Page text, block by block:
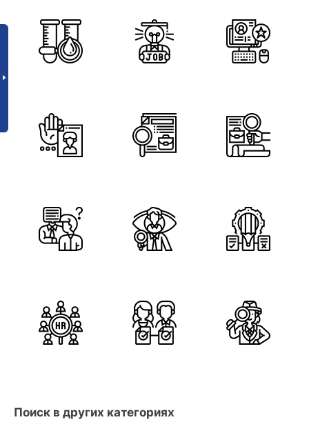
Поиск в других категориях